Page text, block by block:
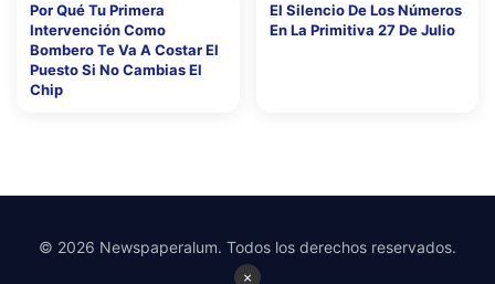
Por Qué Tu Primera
Intervención Como
Bombero Te Va A Costar El
Puesto Si No Cambias El
Chip
El Silencio De Los Números
En La Primitiva 27 De Julio
×
© 2026 Newspaperalum. Todos los derechos reservados.